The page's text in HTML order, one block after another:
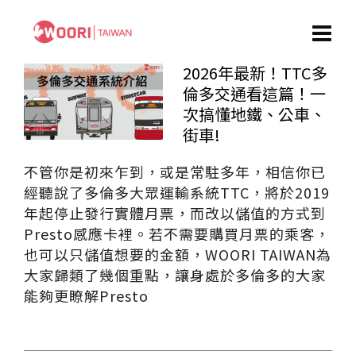
2026年最新！TTC多
倫多交通看這篇！一
次搞懂地鐵、公車、
街車!
不管你是初來乍到，或是常駐多年，相信你已
經聽說了多倫多大眾運輸系統TTC，將於2019
年起停止發行實體月票，而改以儲值的方式到
Presto感應卡裡。若不需要購買月票的乘客，
也可以只儲值想要的金額，WOORI TAIWAN為
大家歸類了幾個重點，讓身處於多倫多的大家
能夠更瞭解Presto